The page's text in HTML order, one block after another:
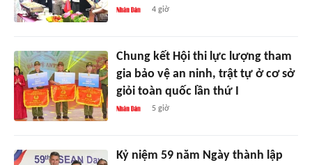
4 giờ
Chung kết Hội thi lực lượng tham
gia bảo vệ an ninh, trật tự ở cơ sở
giỏi toàn quốc lần thứ I
5 giờ
Kỷ niệm 59 năm Ngày thành lập